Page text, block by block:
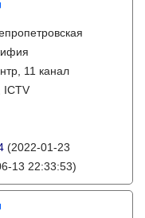
11 канал
ICTV
(2022-01-23
13 22:33:53)